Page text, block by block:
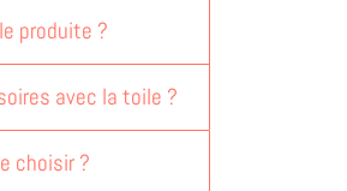
produite ?
avec la toile ?
choisir ?